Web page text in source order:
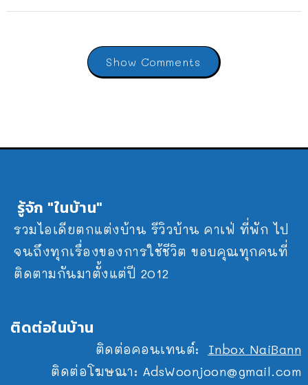
Show Comments
รู้จัก "ในบ้าน"
รวมไอเดียตกแต่งบ้าน รีวิวบ้าน คาเฟ่ ที่พัก ไป
จนถึงทุกเรื่องของการใช้ชีวิต ขอบคุณทุกคนที่
ติดตามกันมาตั้งแต่ปี 2012
ติดต่อในบ้าน
ติดต่อคอนเทนต์: Inbox NaiBann
ติดต่อโฆษณา: AdsWoonjoon@gmail.com